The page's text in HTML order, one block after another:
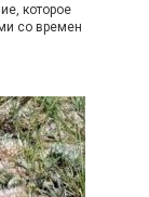
которое
со времен